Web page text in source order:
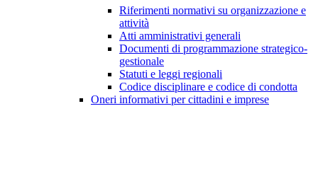
Riferimenti normativi su organizzazione e
attività
Atti amministrativi generali
Documenti di programmazione strategico-
gestionale
Statuti e leggi regionali
Codice disciplinare e codice di condotta
Oneri informativi per cittadini e imprese